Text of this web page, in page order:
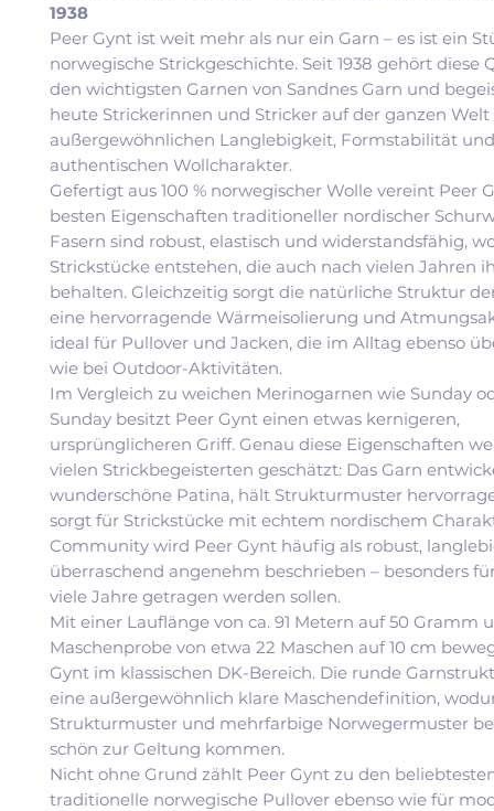
1938
Peer Gynt ist weit mehr als nur ein Garn – es ist ein
norwegische Strickgeschichte. Seit 1938 gehört diese
den wichtigsten Garnen von Sandnes Garn und
heute Strickerinnen und Stricker auf der ganzen
außergewöhnlichen Langlebigkeit, Formstabilität
authentischen Wollcharakter.
Gefertigt aus 100 % norwegischer Wolle vereint Peer
besten Eigenschaften traditioneller nordischer
Fasern sind robust, elastisch und widerstandsfähig,
Strickstücke entstehen, die auch nach vielen Jahren
behalten. Gleichzeitig sorgt die natürliche Struktur
eine hervorragende Wärmeisolierung und
ideal für Pullover und Jacken, die im Alltag ebenso
wie bei Outdoor-Aktivitäten.
Im Vergleich zu weichen Merinogarnen wie Sunday
Sunday besitzt Peer Gynt einen etwas kernigeren,
ursprünglicheren Griff. Genau diese Eigenschaften
vielen Strickbegeisterten geschätzt: Das Garn
wunderschöne Patina, hält Strukturmuster
sorgt für Strickstücke mit echtem nordischem
Community wird Peer Gynt häufig als robust,
überraschend angenehm beschrieben – besonders
viele Jahre getragen werden sollen.
Mit einer Lauflänge von ca. 91 Metern auf 50 Gramm
Maschenprobe von etwa 22 Maschen auf 10 cm
Gynt im klassischen DK-Bereich. Die runde
eine außergewöhnlich klare Maschendefinition,
Strukturmuster und mehrfarbige Norwegermuster
schön zur Geltung kommen.
Nicht ohne Grund zählt Peer Gynt zu den
traditionelle norwegische Pullover ebenso wie für